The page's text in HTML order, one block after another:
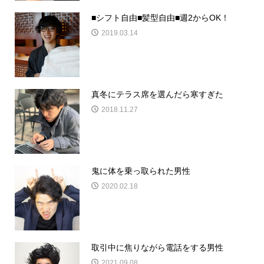
■シフト自由■髪型自由■週2からOK！
2019.03.14
真冬にテラス席を選んだら寒すぎた
2018.11.27
鬼に体を乗っ取られた男性
2020.02.18
取引中に焦りながら電話をする男性